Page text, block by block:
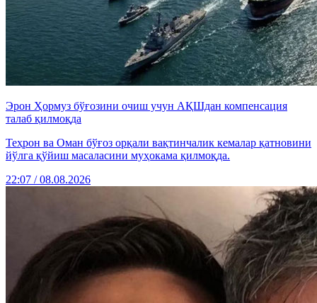
Эрон Ҳормуз бўғозини очиш учун АҚШдан компенсация
талаб қилмоқда
Теҳрон ва Оман бўғоз орқали вақтинчалик кемалар қатновини
йўлга қўйиш масаласини муҳокама қилмоқда.
22:07 / 08.08.2026